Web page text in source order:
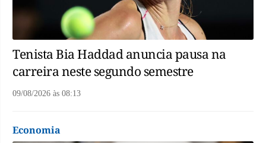
Tenista Bia Haddad anuncia pausa na
carreira neste segundo semestre
09/08/2026 às 08:13
Economia